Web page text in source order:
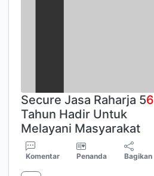
Secure Jasa Raharja 56
Tahun Hadir Untuk
Melayani Masyarakat
Komentar Penanda Bagikan